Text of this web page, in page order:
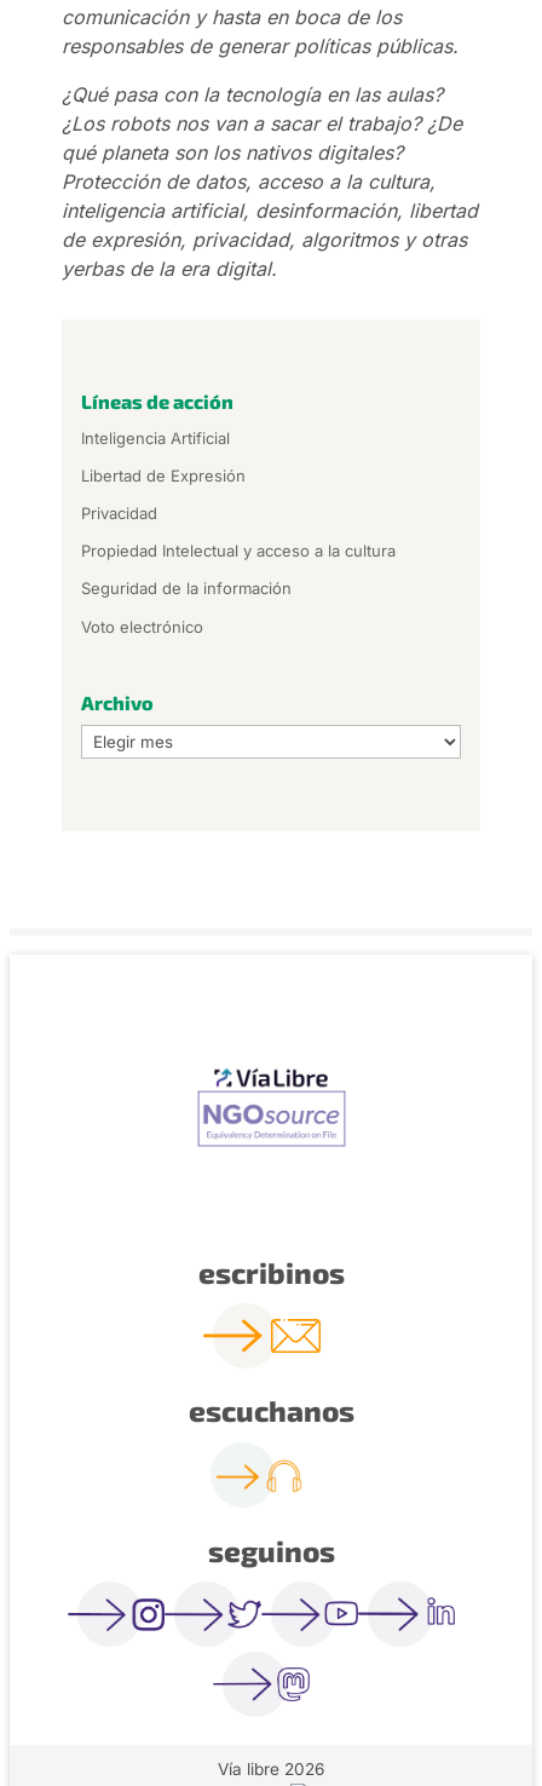
comunicación y hasta en boca de los
responsables de generar políticas públicas.
¿Qué pasa con la tecnología en las aulas?
¿Los robots nos van a sacar el trabajo? ¿De
qué planeta son los nativos digitales?
Protección de datos, acceso a la cultura,
inteligencia artificial, desinformación, libertad
de expresión, privacidad, algoritmos y otras
yerbas de la era digital.
Líneas de acción
Inteligencia Artificial
Libertad de Expresión
Privacidad
Propiedad Intelectual y acceso a la cultura
Seguridad de la información
Voto electrónico
Archivo
Archivo
escribinos
escuchanos
seguinos
Vía libre 2026